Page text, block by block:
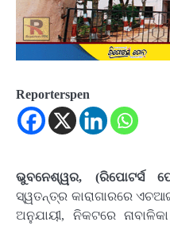
Reporterspen
ଭୁବନେଶ୍ୱର, (ରିପୋଟର୍ସ
ସ୍ୱତନ୍ତ୍ର କାରାଗାରରେ
ଅନୁଯାୟୀ, ନିକଟରେ